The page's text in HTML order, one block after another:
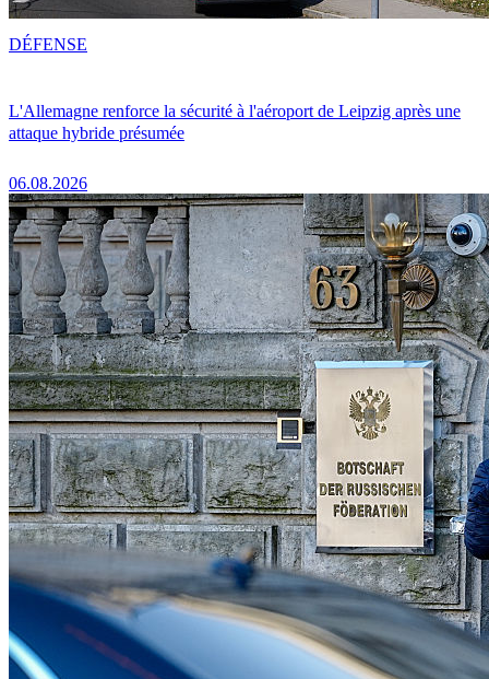
L'Allemagne renforce la sécurité à l'aéroport de Leipzig après une
attaque hybride présumée
06.08.2026
DÉFENSE